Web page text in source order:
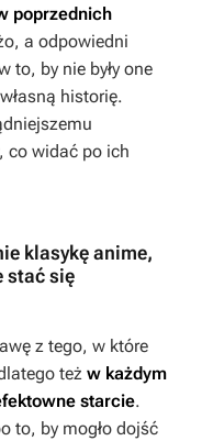
poprzednich
a odpowiedni
to, by nie były one
historię.
co widać po ich
klasykę anime,
stać się
z tego, w które
też w każdym
starcie.
to, by mogło dojść